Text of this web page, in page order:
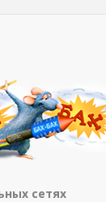
сетях